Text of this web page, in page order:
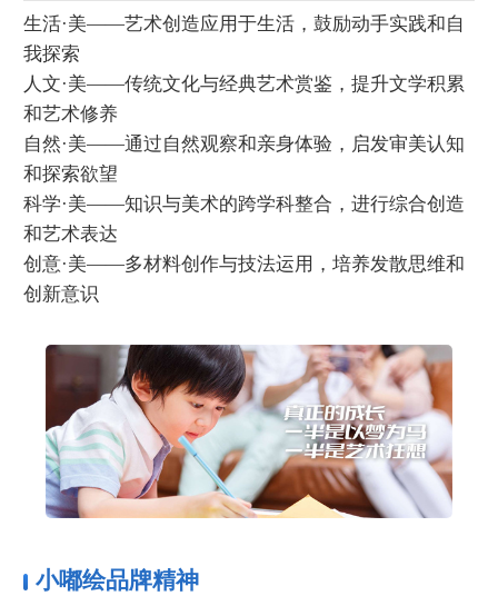
生活·美——艺术创造应用于生活，鼓励动手实践和自
我探索
人文·美——传统文化与经典艺术赏鉴，提升文学积累
和艺术修养
自然·美——通过自然观察和亲身体验，启发审美认知
和探索欲望
科学·美——知识与美术的跨学科整合，进行综合创造
和艺术表达
创意·美——多材料创作与技法运用，培养发散思维和
创新意识
小嘟绘品牌精神